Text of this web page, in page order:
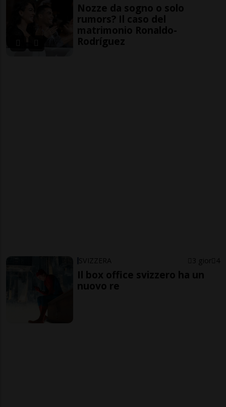
Nozze da sogno o solo
rumors? Il caso del
matrimonio Ronaldo-
Rodríguez
SVIZZERA 3 gior 4
Il box office svizzero ha un
nuovo re